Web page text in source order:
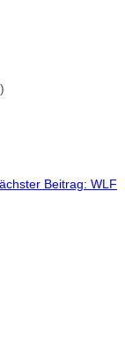
Beitrag: WLF